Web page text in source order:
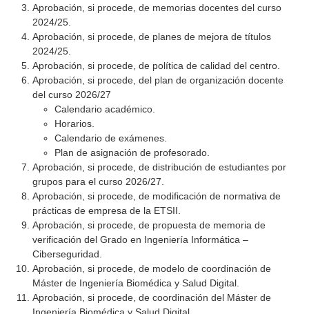
Aprobación, si procede, de memorias docentes del curso
2024/25.
Aprobación, si procede, de planes de mejora de títulos
2024/25.
Aprobación, si procede, de política de calidad del centro.
Aprobación, si procede, del plan de organización docente
del curso 2026/27
Calendario académico.​
Horarios.​
Calendario de exámenes.​
Plan de asignación de profesorado.​
Aprobación, si procede, de distribución de estudiantes por
grupos para el curso 2026/27.
Aprobación, si procede, de modificación de normativa de
prácticas de empresa de la ETSII.
Aprobación, si procede, de propuesta de memoria de
verificación del Grado en Ingeniería Informática –
Ciberseguridad.
Aprobación, si procede, de modelo de coordinación de
Máster de Ingeniería Biomédica y Salud Digital.
Aprobación, si procede, de coordinación del Máster de